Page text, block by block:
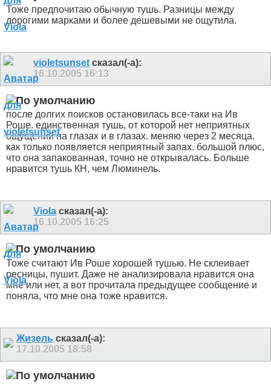
Тоже предпочитаю обычную тушь. Разницы между
дорогими марками и более дешевыми не ощутила.
violetsunset сказал(-а):
16.10.2005 16:13
после долгих поисков остановилась все-таки на Ив
Роше. единственная тушь, от которой нет неприятных
ощущений на глазах и в глазах. меняю через 2 месяца.
как только появляется неприятный запах. большой плюс,
что она запакованная, точно не открывалась. Больше
нравится тушь КН, чем Люминель.
Viola сказал(-а):
16.10.2005 16:25
Тоже считают Ив Роше хорошей тушью. Не склеивает
ресницы, пушит. Даже не анализировала нравится она
мне или нет, а вот прочитала предыдущее сообщение и
поняла, что мне она тоже нравится.
Жизель сказал(-а):
17.10.2005 18:58